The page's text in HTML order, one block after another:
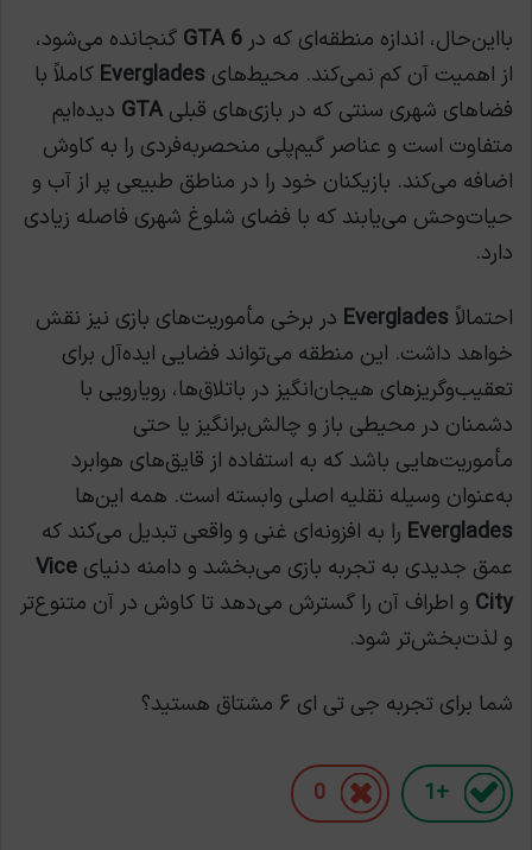
بااین‌حال، اندازه منطقه‌ای که در GTA 6 گنجانده می‌شود،
از اهمیت آن کم نمی‌کند. محیط‌های Everglades کاملاً با
فضاهای شهری سنتی که در بازی‌های قبلی GTA دیده‌ایم
متفاوت است و عناصر گیم‌پلی منحصربه‌فردی را به کاوش
اضافه می‌کند. بازیکنان خود را در مناطق طبیعی پر از آب و
حیات‌وحش می‌یابند که با فضای شلوغ شهری فاصله زیادی
دارد.
احتمالاً Everglades در برخی مأموریت‌های بازی نیز نقش
خواهد داشت. این منطقه می‌تواند فضایی ایده‌آل برای
تعقیب‌وگریزهای هیجان‌انگیز در باتلاق‌ها، رویارویی با
دشمنان در محیطی باز و چالش‌برانگیز یا حتی
مأموریت‌هایی باشد که به استفاده از قایق‌های هوابرد
به‌عنوان وسیله نقلیه اصلی وابسته است. همه این‌ها
Everglades را به افزونه‌ای غنی و واقعی تبدیل می‌کند که
عمق جدیدی به تجربه بازی می‌بخشد و دامنه دنیای Vice
City و اطراف آن را گسترش می‌دهد تا کاوش در آن متنوع‌تر
و لذت‌بخش‌تر شود.
شما برای تجربه جی تی ای ۶ مشتاق هستید؟
+1
0